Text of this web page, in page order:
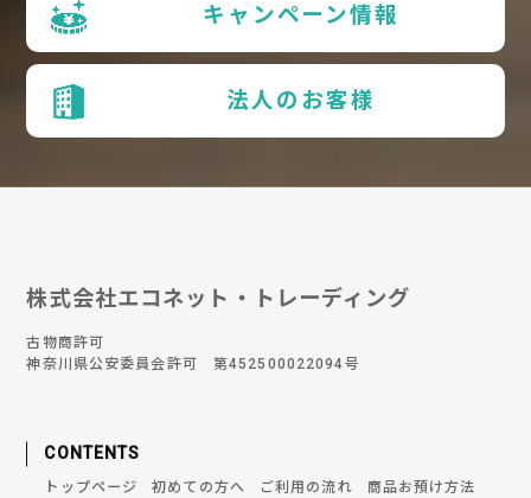
キャンペーン情報
法人のお客様
株式会社エコネット・トレーディング
古物商許可
神奈川県公安委員会許可 第452500022094号
CONTENTS
トップページ 初めての方へ ご利用の流れ
商品お預け方法